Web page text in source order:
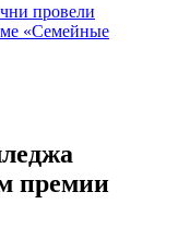
провели
«Семейные
премии